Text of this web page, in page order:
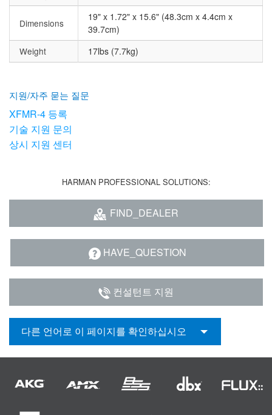
Dimensions
19" x 1.72" x 15.6" (48.3cm x 4.4cm x
39.7cm)
Weight
17lbs (7.7kg)
지원/자주 묻는 질문
XFMR-4 등록
기술 지원 문의
상시 지원 센터
HARMAN PROFESSIONAL SOLUTIONS:
FIND_DEALER
HAVE_QUESTION
컨설턴트 지원
다른 언어로 이 페이지를 확인하십시오